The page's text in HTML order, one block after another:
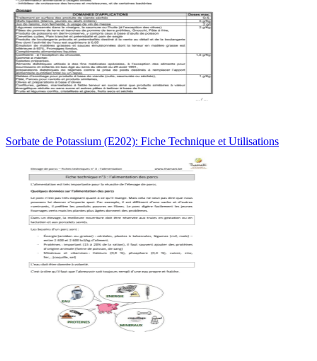
Sorbate de Potassium (E202): Fiche Technique et Utilisations